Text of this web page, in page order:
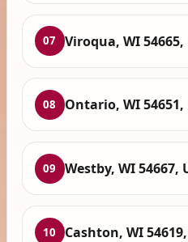
07 Viroqua, WI 54665,
08 Ontario, WI 54651,
09 Westby, WI 54667,
10 Cashton, WI 54619,